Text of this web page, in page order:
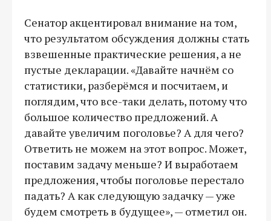
Сенатор акцентировал внимание на том,
что результатом обсуждения должны стать
взвешенные практические решения, а не
пустые декларации. «Давайте начнём со
статистики, разберёмся и посчитаем, и
поглядим, что все-таки делать, потому что
большое количество предложений. А
давайте увеличим поголовье? А для чего?
Ответить не можем на этот вопрос. Может,
поставим задачу меньше? И выработаем
предложения, чтобы поголовье перестало
падать? А как следующую задачку — уже
будем смотреть в будущее», — отметил он.